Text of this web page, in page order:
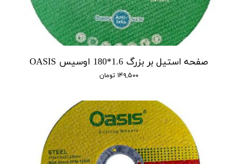
صفحه استیل بر بزرگ 1.6*180 اوسیس OASIS
۱۴۹,۵۰۰ تومان